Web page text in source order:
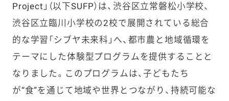
Project」（以下SUFP）は、渋谷区立常磐松小学校、
渋谷区立臨川小学校の2校で展開されている総合
的な学習「シブヤ未来科」へ、都市農と地域循環を
テーマにした体験型プログラムを提供することと
なりました。このプログラムは、子どもたち
が“食”を通じて地域や世界とつながり、持続可能な